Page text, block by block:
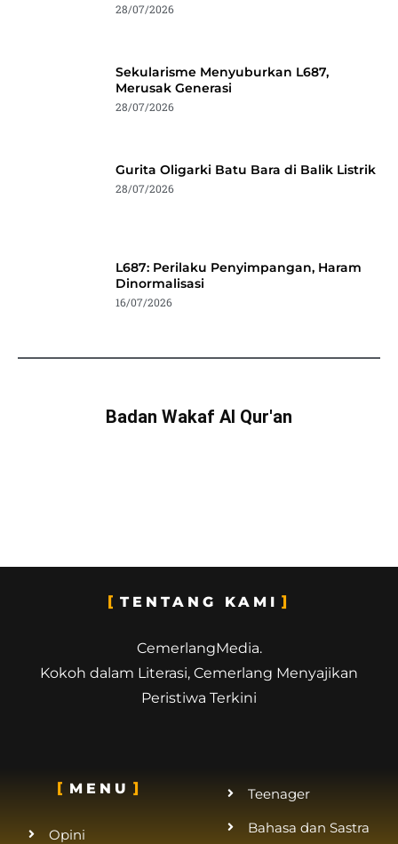
28/07/2026
Sekularisme Menyuburkan L687,
Merusak Generasi
28/07/2026
Gurita Oligarki Batu Bara di Balik Listrik
28/07/2026
L687: Perilaku Penyimpangan, Haram
Dinormalisasi
16/07/2026
Badan Wakaf Al Qur'an
TENTANG KAMI
CemerlangMedia.
Kokoh dalam Literasi, Cemerlang Menyajikan
Peristiwa Terkini
MENU
Opini
Teenager
Bahasa dan Sastra